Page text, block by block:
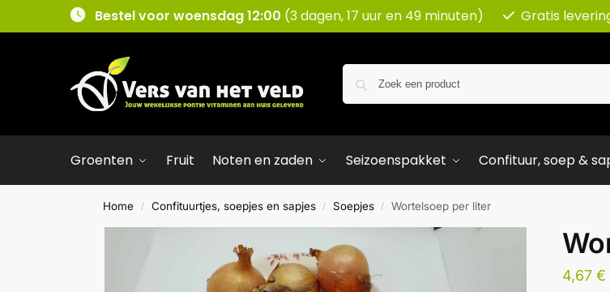
Bestel voor woensdag 12:00 (3 dagen, 17 uur en 49 minuten) Gratis
Groenten Fruit Noten en zaden Seizoenspakket Confituur, soep &
Home / Confituurtjes, soepjes en sapjes / Soepjes / Wortelsoep per liter
4,67 €